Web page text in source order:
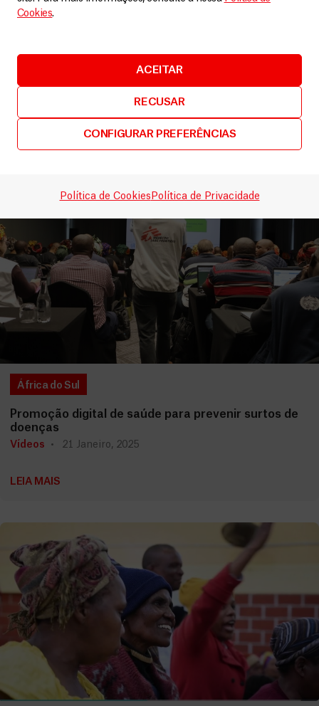
Cookies.
ACEITAR
RECUSAR
CONFIGURAR PREFERÊNCIAS
Política de Cookies Política de Privacidade
Relacionados VER MAIS
África do Sul
Promoção digital de saúde para prevenir surtos de
doenças
Vídeos 21 Janeiro, 2025
LEIA MAIS